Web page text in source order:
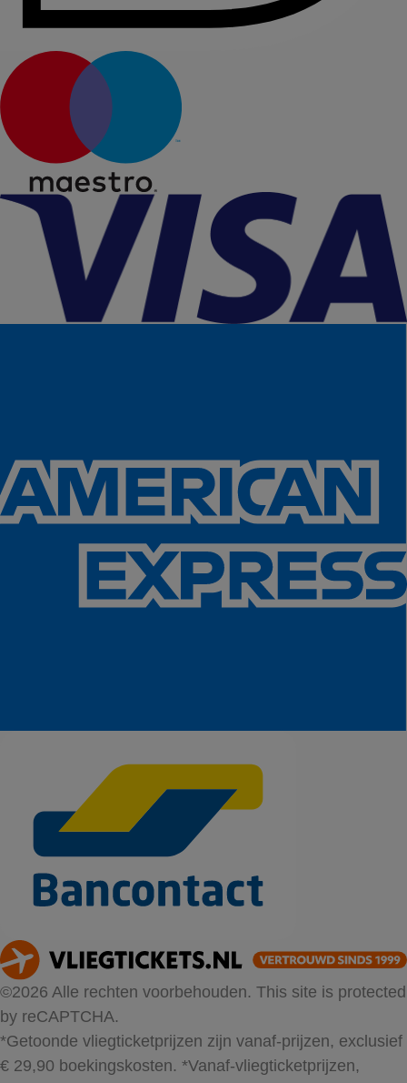
©2026 Alle rechten voorbehouden. This site is protected
by reCAPTCHA.
*Getoonde vliegticketprijzen zijn vanaf-prijzen, exclusief
€ 29,90 boekingskosten. *Vanaf-vliegticketprijzen,